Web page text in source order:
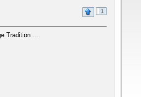
1
Tradition ....